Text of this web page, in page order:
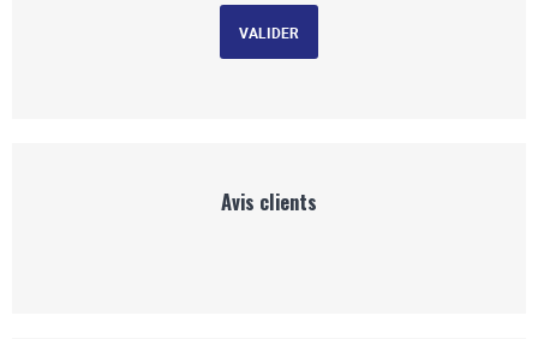
Avis clients